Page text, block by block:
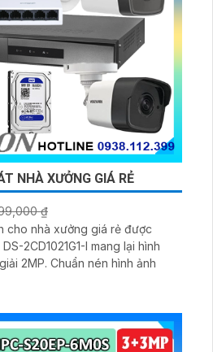
NHÀ XƯỞNG GIÁ RẺ
₫
cho nhà xưởng giá rẻ được
2CD1021G1-I mang lại hình
2MP. Chuẩn nén hình ảnh